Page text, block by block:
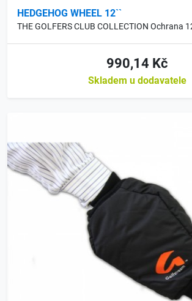
HEDGEHOG WHEEL 12``
THE GOLFERS CLUB COLLECTION Ochrana
990,14 Kč
Skladem u dodavatele